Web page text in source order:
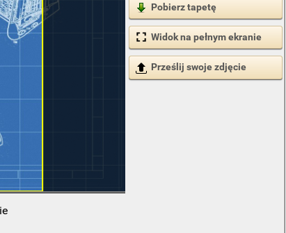
Pobierz tapetę
Widok na pełnym ekranie
Prześlij swoje zdjęcie